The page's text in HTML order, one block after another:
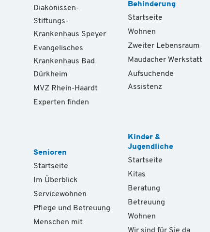
Diakonissen-
Stiftungs-
Krankenhaus Speyer
Evangelisches
Krankenhaus Bad
Dürkheim
MVZ Rhein-Haardt
Experten finden
Senioren
Startseite
Im Überblick
Servicewohnen
Pflege und Betreuung
Menschen mit
Behinderung
Startseite
Wohnen
Zweiter Lebensraum
Maudacher Werkstatt
Aufsuchende
Assistenz
Kinder &
Jugendliche
Startseite
Kitas
Beratung
Betreuung
Wohnen